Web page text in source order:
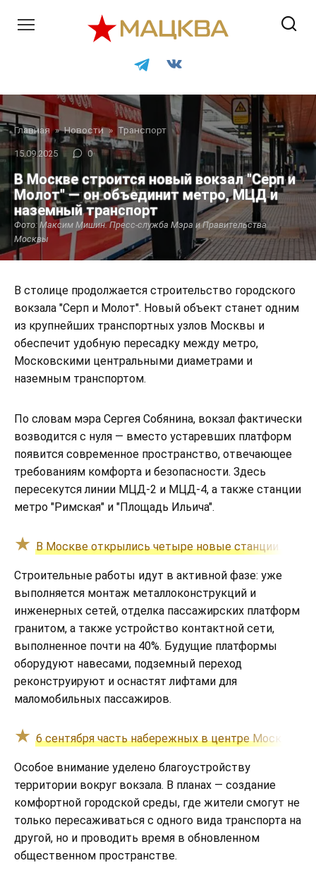
Главная » Новости » Транспорт
15.09.2025 0
В Москве строится новый вокзал "Серп и
Молот" — он объединит метро, МЦД и
наземный транспорт
Фото: Максим Мишин. Пресс-служба Мэра и Правительства
Москвы
В столице продолжается строительство городского
вокзала "Серп и Молот". Новый объект станет одним
из крупнейших транспортных узлов Москвы и
обеспечит удобную пересадку между метро,
Московскими центральными диаметрами и
наземным транспортом.
По словам мэра Сергея Собянина, вокзал фактически
возводится с нуля — вместо устаревших платформ
появится современное пространство, отвечающее
требованиям комфорта и безопасности. Здесь
пересекутся линии МЦД-2 и МЦД-4, а также станции
метро "Римская" и "Площадь Ильича".
В Москве открылись четыре новые станции метро
Строительные работы идут в активной фазе: уже
выполняется монтаж металлоконструкций и
инженерных сетей, отделка пассажирских платформ
гранитом, а также устройство контактной сети,
выполненное почти на 40%. Будущие платформы
оборудуют навесами, подземный переход
реконструируют и оснастят лифтами для
маломобильных пассажиров.
6 сентября часть набережных в центре Москвы
Особое внимание уделено благоустройству
территории вокруг вокзала. В планах — создание
комфортной городской среды, где жители смогут не
только пересаживаться с одного вида транспорта на
другой, но и проводить время в обновленном
общественном пространстве.